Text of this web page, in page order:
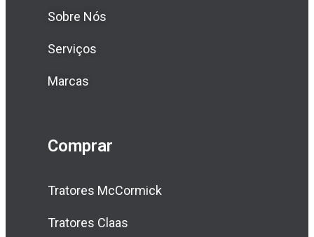
Sobre Nós
Serviços
Marcas
Comprar
Tratores McCormick
Tratores Claas